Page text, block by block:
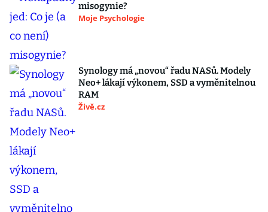
misogynie?
Moje Psychologie
Synology má „novou“ řadu NASů. Modely
Neo+ lákají výkonem, SSD a vyměnitelnou
RAM
Živě.cz